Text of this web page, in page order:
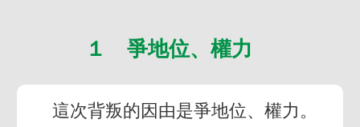
１ 爭地位、權力
這次背叛的因由是爭地位、權力。